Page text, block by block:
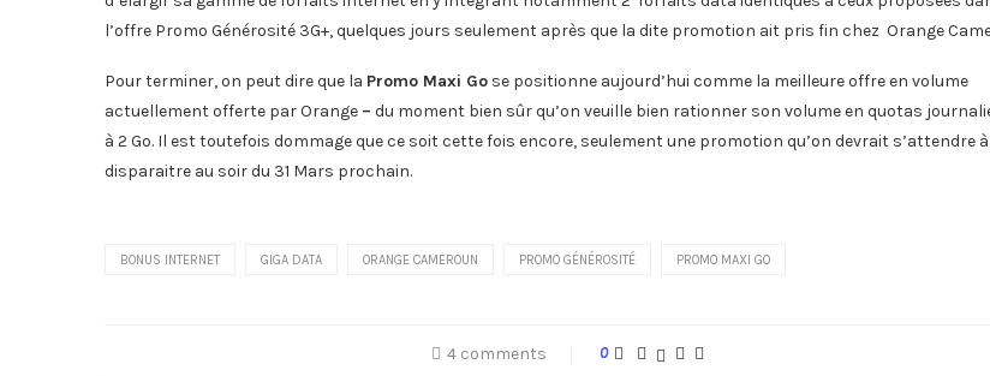
l’offre Promo Générosité 3G+, quelques jours seulement après que la dite promotion ait pris fin chez Orange
Pour terminer, on peut dire que la Promo Maxi Go se positionne aujourd’hui comme la meilleure offre en volume
actuellement offerte par Orange – du moment bien sûr qu’on veuille bien rationner son volume en quotas
à 2 Go. Il est toutefois dommage que ce soit cette fois encore, seulement une promotion qu’on devrait s’attendre
disparaitre au soir du 31 Mars prochain.
BONUS INTERNET GIGA DATA ORANGE CAMEROUN PROMO GÉNÉROSITÉ PROMO MAXI GO
4 comments 0